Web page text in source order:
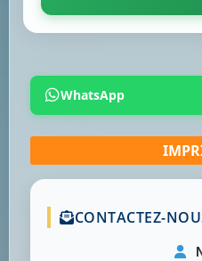
WhatsApp
CONTACTEZ-